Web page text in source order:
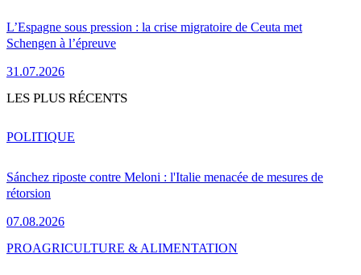
L’Espagne sous pression : la crise migratoire de Ceuta met
Schengen à l’épreuve
31.07.2026
LES PLUS RÉCENTS
Sánchez riposte contre Meloni : l'Italie menacée de mesures de
rétorsion
07.08.2026
POLITIQUE
PROAGRICULTURE & ALIMENTATION